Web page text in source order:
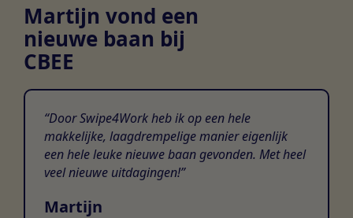
Martijn vond een
nieuwe baan bij
CBEE
Door Swipe4Work heb ik op een hele
makkelijke, laagdrempelige manier eigenlijk
een hele leuke nieuwe baan gevonden. Met heel
veel nieuwe uitdagingen!
Martijn